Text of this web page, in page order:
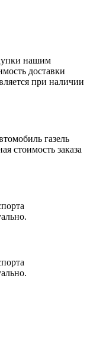
нашим
доставки
при наличии
газель
стоимость заказа